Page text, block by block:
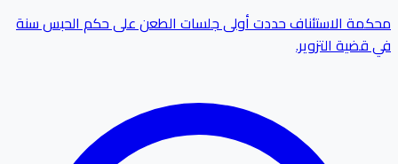
محكمة الاستئناف حددت أولى جلسات الطعن على حكم الحبس سنة
في قضية التزوير.